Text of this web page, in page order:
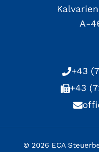
A-
+43
+43
© 2026 ECA